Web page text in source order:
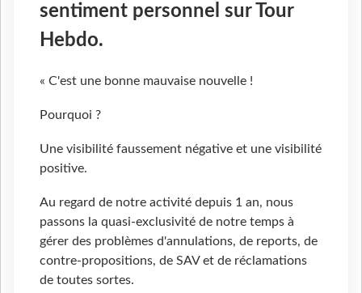
sentiment personnel sur Tour
Hebdo.
« C'est une bonne mauvaise nouvelle !
Pourquoi ?
Une visibilité faussement négative et une visibilité
positive.
Au regard de notre activité depuis 1 an, nous
passons la quasi-exclusivité de notre temps à
gérer des problèmes d'annulations, de reports, de
contre-propositions, de SAV et de réclamations
de toutes sortes.